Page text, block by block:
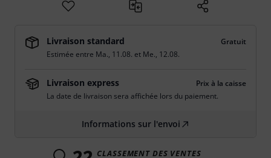
Livraison standard
Gratuit
Estimée entre Ma., 11.08. et Me., 12.08.
Livraison express
Prix à la caisse
La date de livraison sera affichée lors du paiement.
Informations sur l'envoi
CLASSEMENT DES VENTES